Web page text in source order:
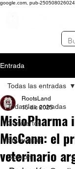
google.com, pub-
Entrada
Todas las entradas
Conciertos
Entrevistas
Opinión
Todas las entradas
MisioPharma
MisCann: el
veterinario
RootsLand
15 dic 2025